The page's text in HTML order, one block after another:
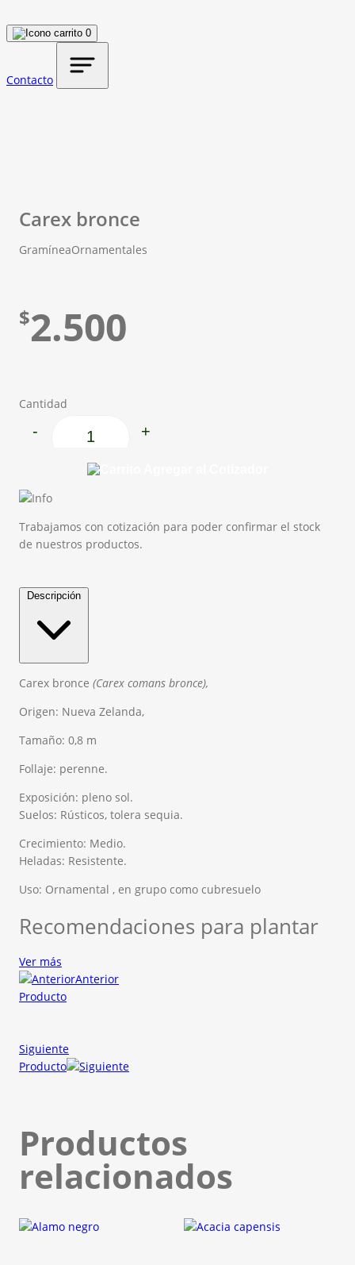
0
Contacto
Carex bronce
GramíneaOrnamentales
$2.500
Cantidad
Carex bronce cantidad
- +
Trabajamos con cotización para poder confirmar el stock
de nuestros productos.
Descripción
Carex bronce (Carex comans bronce),
Origen: Nueva Zelanda,
Tamaño: 0,8 m
Follaje: perenne.
Exposición: pleno sol.
Suelos: Rústicos, tolera sequia.
Crecimiento: Medio.
Heladas: Resistente.
Uso: Ornamental , en grupo como cubresuelo
Recomendaciones para plantar
Ver más
Anterior
Producto
Siguiente
Producto
Productos
relacionados